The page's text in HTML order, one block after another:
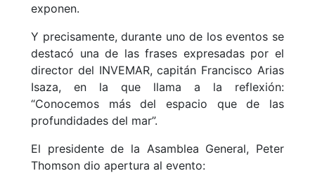
exponen.
Y precisamente, durante uno de los eventos se
destacó una de las frases expresadas por el
director del INVEMAR, capitán Francisco Arias
Isaza, en la que llama a la reflexión:
“Conocemos más del espacio que de las
profundidades del mar”.
El presidente de la Asamblea General, Peter
Thomson dio apertura al evento: